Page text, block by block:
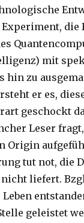
die
mit
hin zu
er es,
geschockt
Leser
Origin
tut not, die
liefert.
geleistet